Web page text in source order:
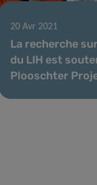
20 Avr 2021
La recherche
du LIH est
Plooschter